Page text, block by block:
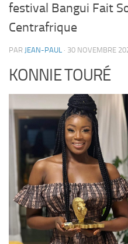
festival Bangui Fait
Centrafrique
PAR JEAN-PAUL · 30 NOVEMBRE
KONNIE TOURÉ